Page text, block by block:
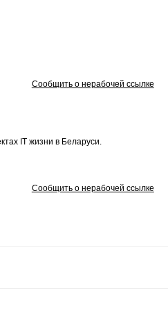
Сообщить о нерабочей ссылке
IT жизни в Беларуси.
Сообщить о нерабочей ссылке